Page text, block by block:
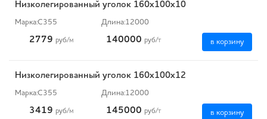
Низколегированный уголок 160х100х10
Марка:С355 Длина:12000
2779 руб/м 140000 руб/т в корзину
Низколегированный уголок 160х100х12
Марка:С355 Длина:12000
3419 руб/м 145000 руб/т в корзину